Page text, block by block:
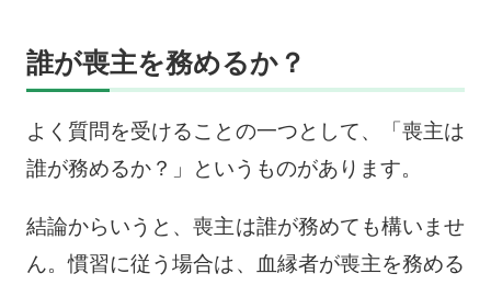
誰が喪主を務めるか？
よく質問を受けることの一つとして、「喪主は
誰が務めるか？」というものがあります。
結論からいうと、喪主は誰が務めても構いませ
ん。慣習に従う場合は、血縁者が喪主を務める